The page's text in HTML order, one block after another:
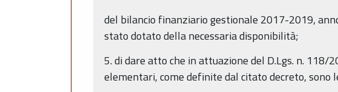
del bilancio finanziario gestionale 2017-2019,
stato dotato della necessaria disponibilità;
5. di dare atto che in attuazione del D.Lgs. n.
elementari, come definite dal citato decreto, sono